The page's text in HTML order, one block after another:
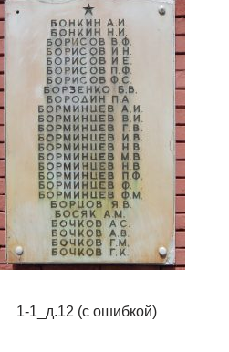
1-1_д.12 (с ошибкой)